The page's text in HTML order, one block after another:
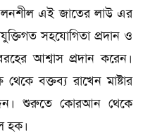
এই জাতের লাউ এর
সহযোগিতা প্রদান ও
আশ্বাস প্রদান করেন।
বক্তব্য রাখেন মাষ্টার
শুরুতে কোরআন থেকে
হক।